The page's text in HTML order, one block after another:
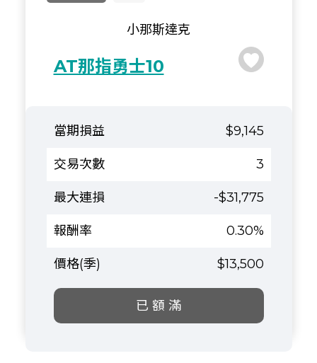
AT那指勇士10
小那斯達克
$9,145
3
-$31,775
0.30%
$13,500
已 額 滿